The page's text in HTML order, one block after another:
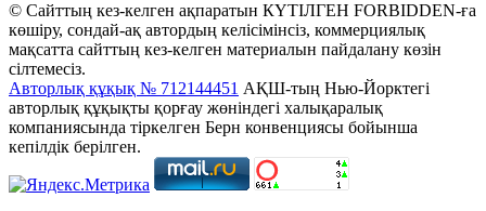
© Сайттың кез-келген ақпаратын КҮТІЛГЕН FORBIDDEN-ға
көшіру, сондай-ақ автордың келісімінсіз, коммерциялық
мақсатта сайттың кез-келген материалын пайдалану көзін
сілтемесіз.
Авторлық құқық № 712144451 АҚШ-тың Нью-Йорктегі
авторлық құқықты қорғау жөніндегі халықаралық
компаниясында тіркелген Берн конвенциясы бойынша
кепілдік берілген.